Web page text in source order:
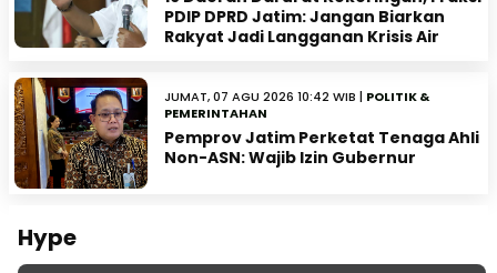
PDIP DPRD Jatim: Jangan Biarkan
Rakyat Jadi Langganan Krisis Air
JUMAT, 07 AGU 2026 10:42 WIB | POLITIK &
PEMERINTAHAN
Pemprov Jatim Perketat Tenaga Ahli
Non-ASN: Wajib Izin Gubernur
Hype